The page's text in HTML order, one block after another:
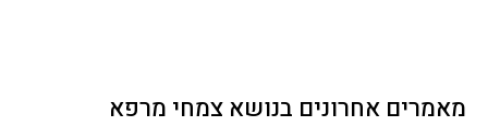
מאמרים אחרונים בנושא צמחי מרפא